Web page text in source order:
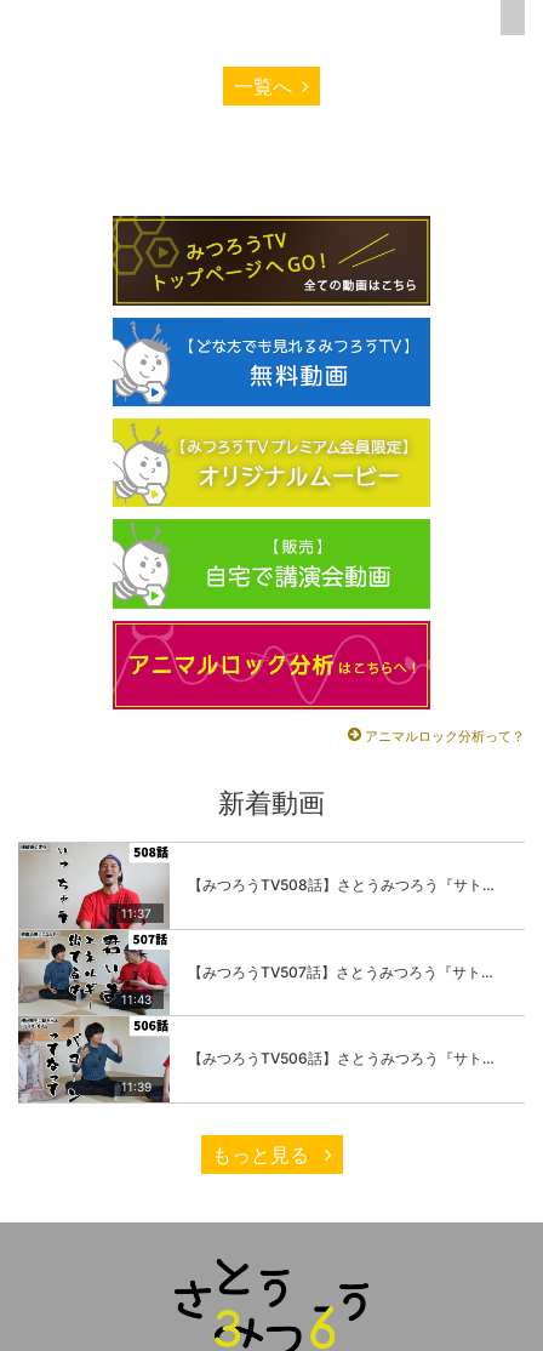
一覧へ
アニマルロック分析って？
新着動画
11:37
【みつろうTV508話】さとうみつろう『サトレル男塾』編④「“毎日”が変わります。楽しく」
11:43
【みつろうTV507話】さとうみつろう『サトレル男塾』編③「快楽は“自分のカラダの内側”にしかない」
11:39
【みつろうTV506話】さとうみつろう『サトレル男塾』編②「不思議な棒をお尻に…」
もっと見る